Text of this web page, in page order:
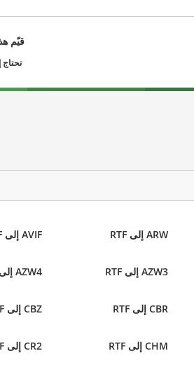
قيّم
ARW إلى RTF AVIF إلى RTF
AZW3 إلى RTF AZW4 إلى RTF
CBR إلى RTF CBZ إلى RTF
CHM إلى RTF CR2 إلى RTF